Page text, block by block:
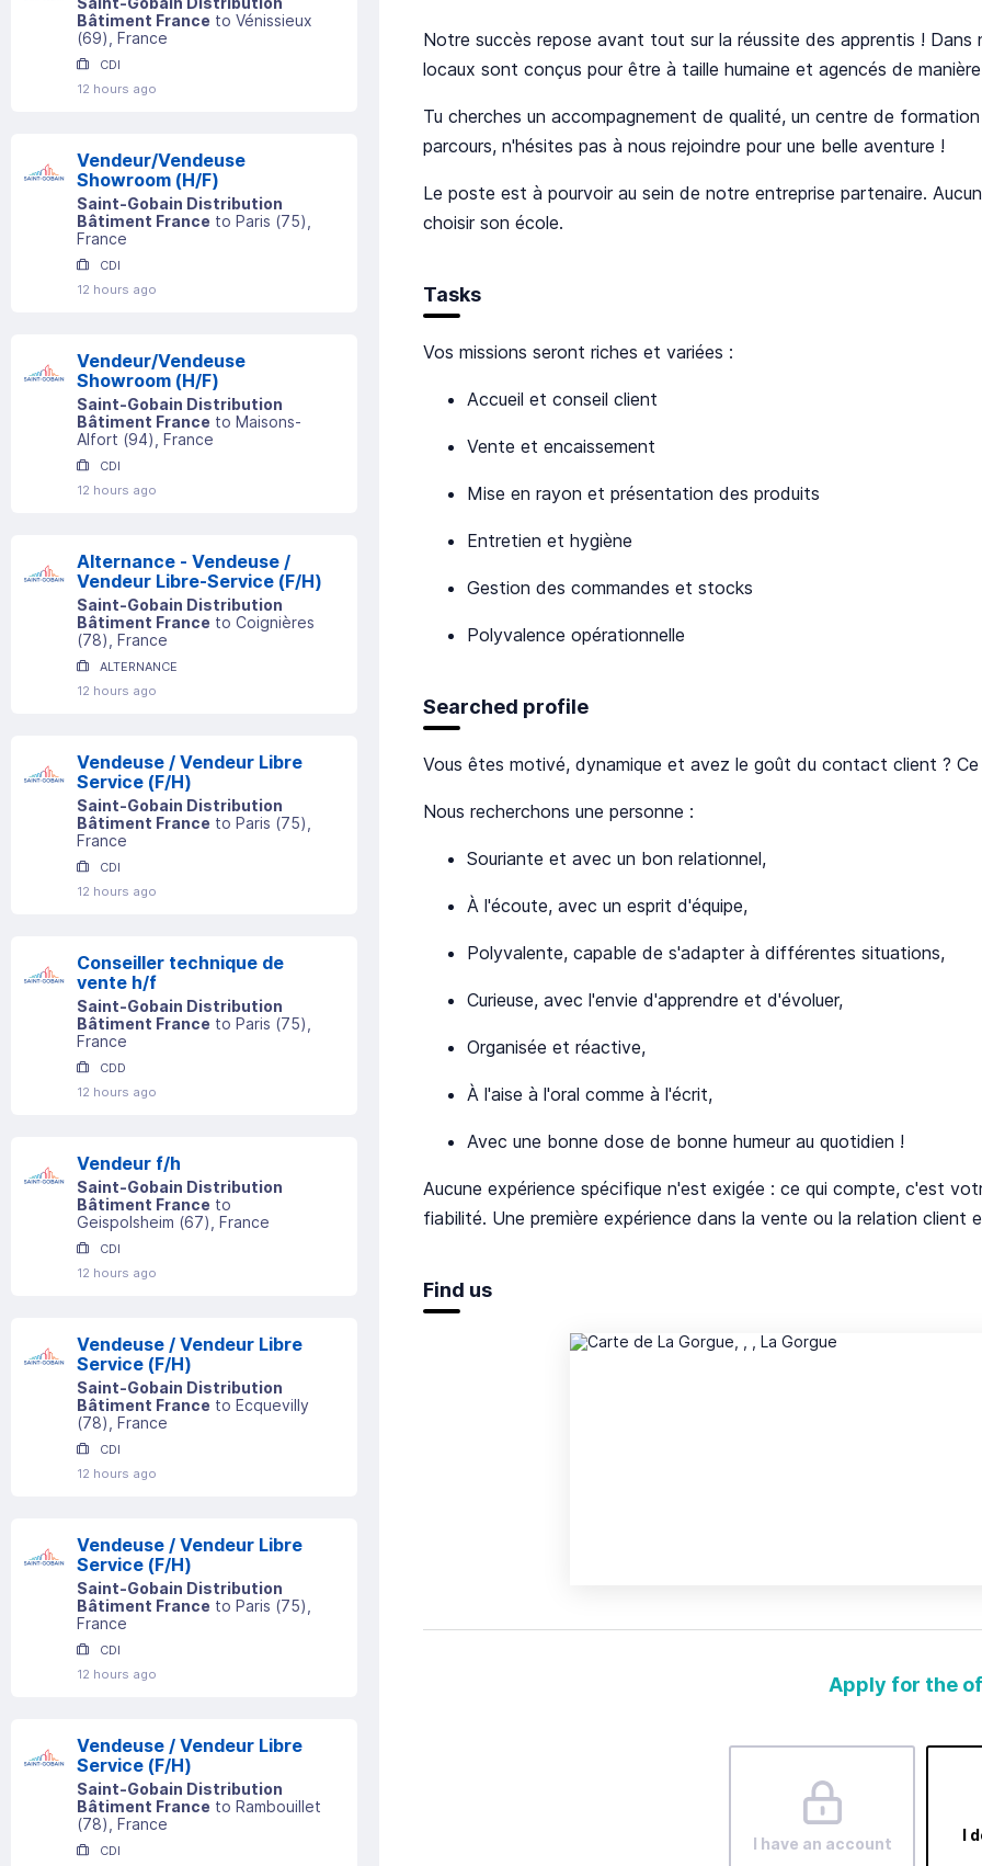
Bâtiment France to Vénissieux
(69) , France
CDI
12 hours ago
Vendeur/Vendeuse
Showroom (H/F)
Saint-Gobain Distribution
Bâtiment France to Paris (75)
France
CDI
12 hours ago
Vendeur/Vendeuse
Showroom (H/F)
Saint-Gobain Distribution
Bâtiment France to Maisons-
Alfort (94) , France
CDI
12 hours ago
Alternance - Vendeuse /
Vendeur Libre-Service (F/H)
Saint-Gobain Distribution
Bâtiment France to Coignières
(78) , France
ALTERNANCE
12 hours ago
Vendeuse / Vendeur Libre
Service (F/H)
Saint-Gobain Distribution
Bâtiment France to Paris (75)
France
CDI
12 hours ago
Conseiller technique de
vente h/f
Saint-Gobain Distribution
Bâtiment France to Paris (75)
France
CDD
12 hours ago
Vendeur f/h
Saint-Gobain Distribution
Bâtiment France to
Geispolsheim (67) , France
CDI
12 hours ago
Vendeuse / Vendeur Libre
Service (F/H)
Saint-Gobain Distribution
Bâtiment France to Ecquevilly
(78) , France
CDI
12 hours ago
Vendeuse / Vendeur Libre
Service (F/H)
Saint-Gobain Distribution
Bâtiment France to Paris (75)
France
CDI
12 hours ago
Vendeuse / Vendeur Libre
Service (F/H)
Saint-Gobain Distribution
Bâtiment France to Rambouillet
(78) , France
CDI
Notre succès repose avant tout sur la réussite des apprentis !
locaux sont conçus pour être à taille humaine et agencés de
Tu cherches un accompagnement de qualité, un centre de
parcours, n'hésites pas à nous rejoindre pour une belle aventure !
Le poste est à pourvoir au sein de notre entreprise partenaire.
choisir son école.
Tasks
Vos missions seront riches et variées :
Accueil et conseil client
Vente et encaissement
Mise en rayon et présentation des produits
Entretien et hygiène
Gestion des commandes et stocks
Polyvalence opérationnelle
Searched profile
Vous êtes motivé, dynamique et avez le goût du contact client ?
Nous recherchons une personne :
Souriante et avec un bon relationnel,
À l'écoute, avec un esprit d'équipe,
Polyvalente, capable de s'adapter à différentes situations,
Curieuse, avec l'envie d'apprendre et d'évoluer,
Organisée et réactive,
À l'aise à l'oral comme à l'écrit,
Avec une bonne dose de bonne humeur au quotidien !
Aucune expérience spécifique n'est exigée : ce qui compte, c'est
fiabilité. Une première expérience dans la vente ou la relation client
Find us
Apply for the
I have an account I